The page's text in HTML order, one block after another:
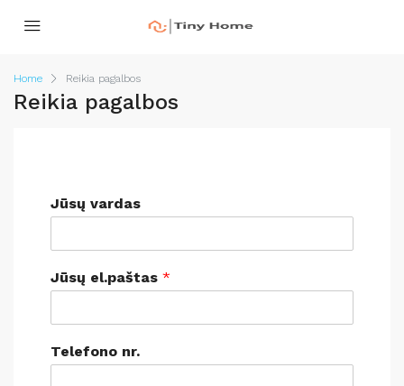
Home Reikia pagalbos
Reikia pagalbos
Jūsų vardas
Jūsų el.paštas *
Telefono nr.